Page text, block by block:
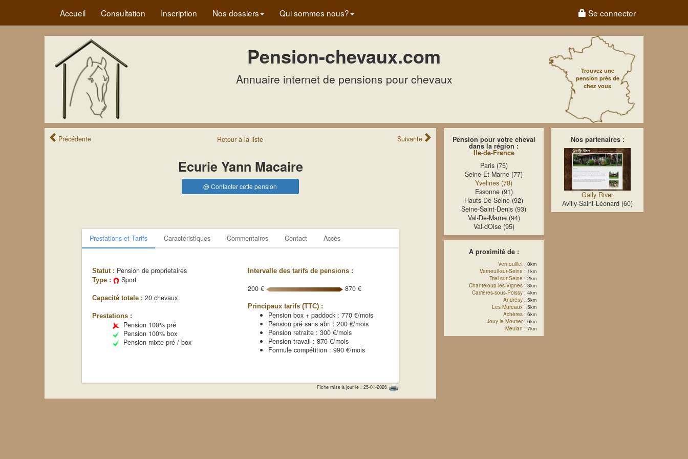
Accueil Consultation Inscription Nos dossiers Qui sommes nous? Se connecter
Pension-chevaux.com
Annuaire internet de pensions pour chevaux
Trouvez une
pension près de
chez vous
Précédente Retourà laliste Suivante
Ecurie Yann Macaire
@ Contacter cette pension
Prestations et Tarifs Caractéristiques Commentaires Contact Accès
Statut : Pension de proprietaires
Type : Sport
Capacité totale : 20 chevaux
Prestations :
Pension 100% pré
Pension 100% box
Pension mixte pré / box
Intervalle des tarifs de pensions :
200 € 870 €
Principaux tarifs (TTC) :
Pension box + paddock : 770 €/mois
Pension pré sans abri : 200 €/mois
Pension retraite : 300 €/mois
Pension travail : 870 €/mois
Formule compétition : 990 €/mois
Fiche mise à jour le : 25-01-2026
Pension pour votre cheval
dans la région :
Ile-de-France
Paris (75)
Seine-Et-Marne (77)
Yvelines (78)
Essonne (91)
Hauts-De-Seine (92)
Seine-Saint-Denis (93)
Val-De-Marne (94)
Val-dOise (95)
A proximité de :
Vernouillet : 0km
Verneuil-sur-Seine : 1km
Triel-sur-Seine : 2km
Chanteloup-les-Vignes : 3km
Carrières-sous-Poissy : 4km
Andrésy : 5km
Les Mureaux : 5km
Achères : 6km
Jouy-le-Moutier: 6km
Meulan : 7km
Nos partenaires :
Gally River
Avilly-Saint-Léonard (60)